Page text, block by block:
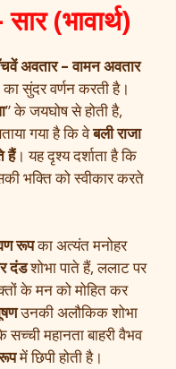
(भावार्थ)
अवतार – वामन अवतार
सुंदर वर्णन करती है।
” के जयघोष से होती है,
गया है कि वेबली राजा
हैं। यह दृश्य दर्शाता है कि
भक्ति को स्वीकार करते
रूपका अत्यंत मनोहर
दंडशोभा पाते हैं, ललाट पर
के मन को मोहित कर
उनकी अलौकिक शोभा
महानता बाहरी वैभव
में छिपी होती है।